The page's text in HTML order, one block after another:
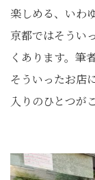
楽しめる、いわ
京都ではそうい
くあります。筆
そういったお店
入りのひとつが